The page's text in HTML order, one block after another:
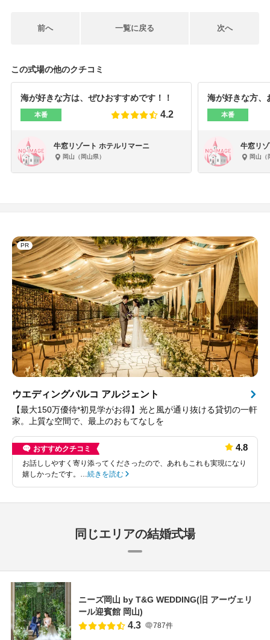
前へ 一覧に戻る 次へ
この式場の他のクチコミ
海が好きな方は、ぜひおすすめです！！
本番 4.2
牛窓リゾート ホテルリマーニ
岡山（岡山県）
海が好きな方、
本番
牛窓リ
岡山（
PR
ウエディングパルコ アルジェント
【最大150万優待*初見学がお得】光と風が通り抜ける貸切の一軒
家。上質な空間で、最上のおもてなしを
おすすめクチコミ 4.8
お話ししやすく寄り添ってくださったので、あれもこれも実現になり
嬉しかったです。… 続きを読む
同じエリアの結婚式場
ニーズ岡山 by T&G WEDDING(旧 アーヴェリ
ール迎賓館 岡山)
4.3 787件